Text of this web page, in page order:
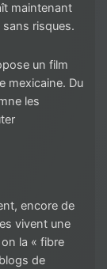
maintenant
risques.
un film
mexicaine. Du
les
encore de
vivent une
la « fibre
de